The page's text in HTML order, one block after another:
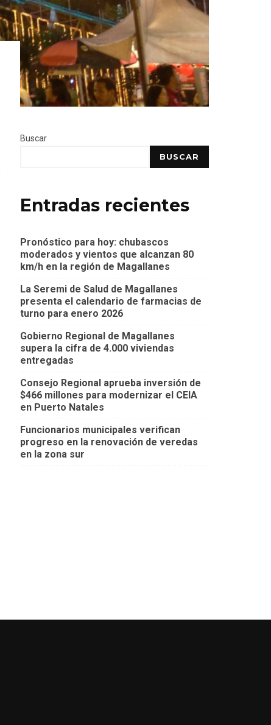
Buscar
BUSCAR
Entradas recientes
Pronóstico para hoy: chubascos
moderados y vientos que alcanzan 80
km/h en la región de Magallanes
La Seremi de Salud de Magallanes
presenta el calendario de farmacias de
turno para enero 2026
Gobierno Regional de Magallanes
supera la cifra de 4.000 viviendas
entregadas
Consejo Regional aprueba inversión de
$466 millones para modernizar el CEIA
en Puerto Natales
Funcionarios municipales verifican
progreso en la renovación de veredas
en la zona sur